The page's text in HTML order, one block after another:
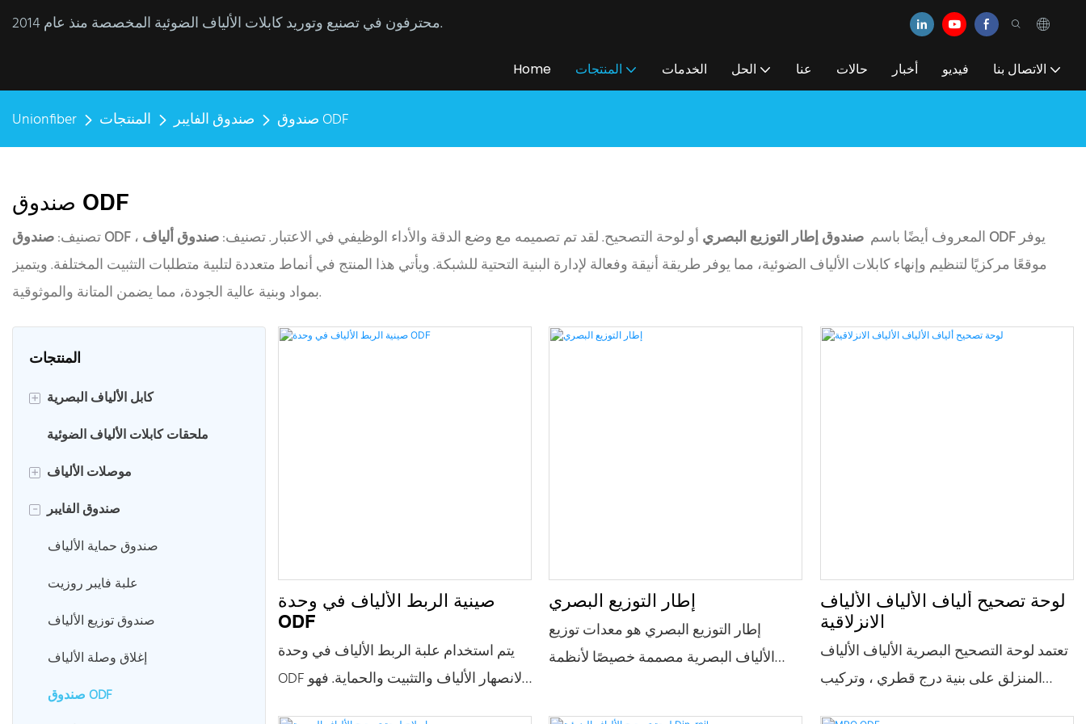
محترفون في تصنيع وتوريد كابلات الألياف الضوئية المخصصة منذ عام 2014.
Home المنتجات الخدمات الحل عنا حالات أخبار فيديو الاتصال بنا
Unionfiber المنتجات صندوق الفايبر صندوق ODF
صندوق ODF
تصنيف:صندوق ODF ، المعروف أيضًا باسم صندوق إطار التوزيع البصري أو لوحة التصحيح. لقد تم تصميمه مع وضع الدقة والأداء الوظيفي في الاعتبار. تصنيف: صندوق ألياف ODFيوفر
موقعًا مركزيًا لتنظيم وإنهاء كابلات الألياف الضوئية، مما يوفر طريقة أنيقة وفعالة لإدارة البنية التحتية للشبكة. ويأتي هذا المنتج في أنماط متعددة لتلبية متطلبات التثبيت المختلفة. ويتميز
بمواد وبنية عالية الجودة، مما يضمن المتانة والموثوقية.
المنتجات
+ كابل الألياف البصرية
كابلات الألياف الخارجية
كابل الألياف الداخلي
كابل إسقاط FTTH
كابلات الألياف المدرعة
كابل الألياف المنفوخ بالهواء
ملحقات كابلات الألياف الضوئية
+ موصلات الألياف
سلك تصحيح الألياف
ضفيرة الألياف
مقسم الألياف الضوئية
محول الألياف
- صندوق الفايبر
صندوق حماية الألياف
علبة فايبر روزيت
صندوق توزيع الألياف
إغلاق وصلة الألياف
صندوق ODF
صينية الربط الألياف في وحدة
ODF
يتم استخدام علبة الربط الألياف في وحدة
ODF لانصهار الألياف والتثبيت والحماية. فهو
إطار التوزيع البصري
إطار التوزيع البصري هو معدات توزيع
الألياف البصرية مصممة خصيصًا لأنظمة
بشكل أساسي في الربط الانصهار الألياف
لوحة تصحيح ألياف الألياف الألياف
الانزلاقية
تعتمد لوحة التصحيح البصرية الألياف الألياف
المنزلق على بنية درج قطري ، وتركيب